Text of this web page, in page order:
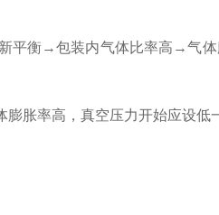
平衡→包装内气体比率高→气
胀率高，真空压力开始应设低